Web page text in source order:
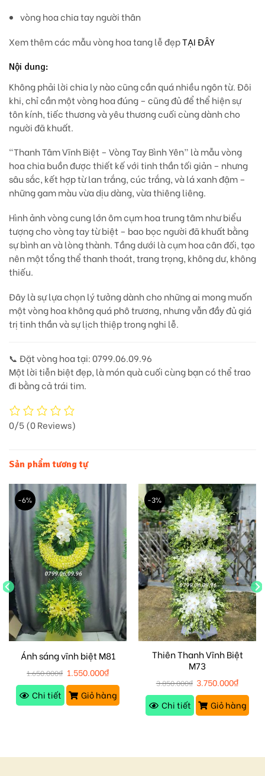
vòng hoa chia tay người thân
Xem thêm các mẫu vòng hoa tang lễ đẹpTẠI ĐÂY
Nội dung:
Không phải lời chia ly nào cũng cần quá nhiều ngôn từ. Đôi
khi, chỉ cần một vòng hoa đúng – cũng đủ để thể hiệnsự
tôn kính, tiếc thương và yêu thương cuối cùngdành cho
người đã khuất.
“Thanh Tâm Vĩnh Biệt – Vòng Tay Bình Yên” là mẫu vòng
hoa chia buồn được thiết kế với tinh thầntối giản – nhưng
sâu sắc, kết hợp từlan trắng,cúc trắng, vàlá xanh đậm–
những gam màu vừa dịu dàng, vừa thiêng liêng.
Hình ảnhvòng cung lớn ôm cụm hoa trung tâmnhư biểu
tượng cho vòng tay từ biệt – bao bọc người đã khuất bằng
sự bình an và lòng thành. Tầng dưới là cụm hoa cân đối, tạo
nên một tổng thể thanh thoát, trang trọng, không dư, không
thiếu.
Đây là sự lựa chọn lý tưởng dành cho những ai mong muốn
một vòng hoa không quá phô trương, nhưng vẫn đầy đủ giá
trị tinh thần và sự lịch thiệp trong nghi lễ.
📞 Đặt vòng hoa tại: 0799.06.09.96
Một lời tiễn biệt đẹp, là món quà cuối cùng bạn có thể trao
đi bằng cả trái tim.
0/5(0 Reviews)
Sản phẩm tương tự
-6%
Ánh sáng vĩnh biệt M81
1.650.000₫ 1.550.000₫
Chi tiết
Giỏ hàng
-3%
Thiên Thanh Vĩnh Biệt
M73
3.850.000₫ 3.750.000₫
Chi tiết
Giỏ hàng